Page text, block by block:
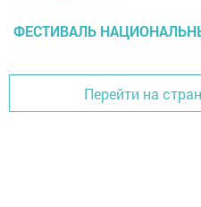
ФЕСТИВАЛЬ
Перейти на